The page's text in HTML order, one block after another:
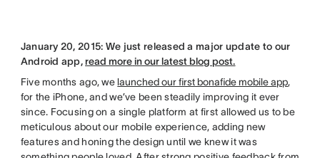
January 20, 2015: We just released a major update to our
Android app,read more in our latest blog post.
Five months ago, we launched our first bonafide mobile app,
for the iPhone, and we’ve been steadily improving it ever
since. Focusing on a single platform at first allowed us to be
meticulous about our mobile experience, adding new
features and honing the design until we knew it was